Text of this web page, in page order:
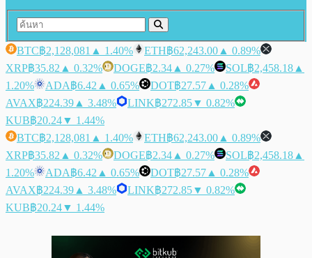
BTC฿2,128,081 ▲ 1.40% ETH฿62,243.00 ▲ 0.89%
XRP฿35.82 ▲ 0.32% DOGE฿2.34 ▲ 0.27% SOL฿2,458.18 ▲
1.20%
ADA฿6.42 ▲ 0.65% DOT฿27.57 ▲ 0.28%
AVAX฿224.39 ▲ 3.48% LINK฿272.85▼ 0.82%
KUB฿20.24▼ 1.44%
BTC฿2,128,081 ▲ 1.40% ETH฿62,243.00 ▲ 0.89%
XRP฿35.82 ▲ 0.32% DOGE฿2.34 ▲ 0.27% SOL฿2,458.18 ▲
1.20%
ADA฿6.42 ▲ 0.65% DOT฿27.57 ▲ 0.28%
AVAX฿224.39 ▲ 3.48% LINK฿272.85▼ 0.82%
KUB฿20.24▼ 1.44%